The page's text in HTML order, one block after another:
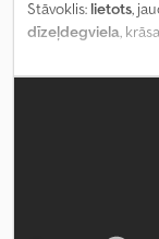
Stāvoklis: lietots,
dīzeļdegviela,